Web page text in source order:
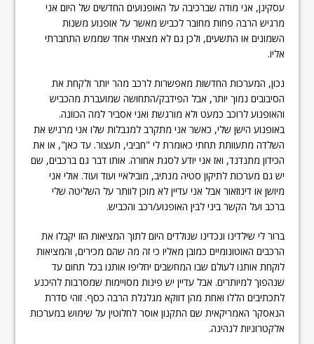
עסקינן, אני מודה שברכיבה על האופנועים החדשים של היום אני
מרגיש הרבה פחות מחובר לכביש מאשר על אופנוע משנות
השמונים או התשעים, ולכן גם לא מצאתי אחד שממש התחברתי
אליו.
נכון, המערכות החדשות מאפשרות לרכב מהר יותר ולקחת את
הסיבובים נמוך יותר, אבל הפידבק/התחושה שמועברת מהכביש
והאופנוע לרוכב כמעט ולא מורגשת ואני אסביר למה הכוונה.
באופנוע הישן שלי, כאשר אני מתקרב למגבלות שלו אני מרגיש את
השלדה מתעוותת תחתי כאומרת לי "חביבי, תעצור. עד כאן", או את
הכידון מתנדנד, ואז אני יודע לסגת אחורה. אותו דבר גם ברכבים, שם
יש גם מערכות לתיקון סטיה מנתיב, מובילאיי ועוד ועוד. אולי אני
מיושן או דינוזאור אבל אני עדיין לא מוכן לוותר על השליטה שלי
ברכב ועל הקשר ביני לבין האופנוע/רכב והכביש.
ברור לי שילדינו ונכדינו שנולדים היום לתוך המציאות הזו יקבלו את
הרכבים האוטונומיים כמובן מאליו כי זה מה שהם מכירים, והמציאות
לוקחת אותנו לעולם שבו המחשבים יחליפו אותנו בכל תחום עד
שנהפוך למיותרים. אבל עדיין יש פינות מסויימות שמסרבות להיכנע
לתכתיבים הללו ואחת מהן דווקא מגלגלת הרבה כסף. זוהי סדרת
הנאסקר האמריקאית שם התקנון אוסר לחלוטין על שימוש במערכות
אלקטרוניות לנהיגה.